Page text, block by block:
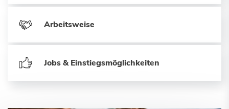
Arbeitsweise
Jobs & Einstiegsmöglichkeiten